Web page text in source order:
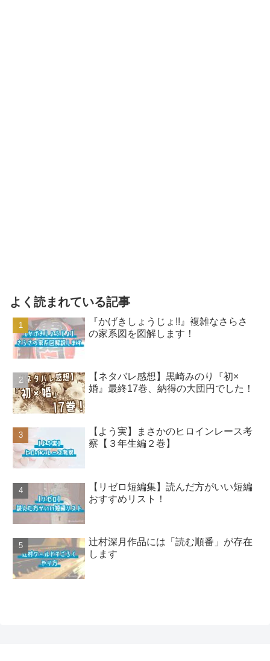
よく読まれている記事
『かげきしょうじょ!!』複雑なさらさ
の家系図を図解します！
【ネタバレ感想】黒崎みのり『初×
婚』最終17巻、納得の大団円でした！
【よう実】まさかのヒロインレース考
察【３年生編２巻】
【リゼロ短編集】読んだ方がいい短編
おすすめリスト！
辻村深月作品には「読む順番」が存在
します